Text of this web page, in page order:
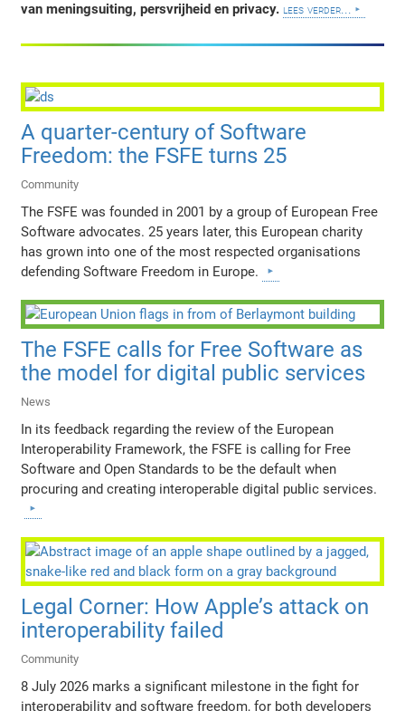
van meningsuiting, persvrijheid en privacy. lees verder...
A quarter-century of Software
Freedom: the FSFE turns 25
Community
The FSFE was founded in 2001 by a group of European Free
Software advocates. 25 years later, this European charity
has grown into one of the most respected organisations
defending Software Freedom in Europe.
The FSFE calls for Free Software as
the model for digital public services
News
In its feedback regarding the review of the European
Interoperability Framework, the FSFE is calling for Free
Software and Open Standards to be the default when
procuring and creating interoperable digital public services.
Legal Corner: How Apple’s attack on
interoperability failed
Community
8 July 2026 marks a significant milestone in the fight for
interoperability and software freedom, for both developers